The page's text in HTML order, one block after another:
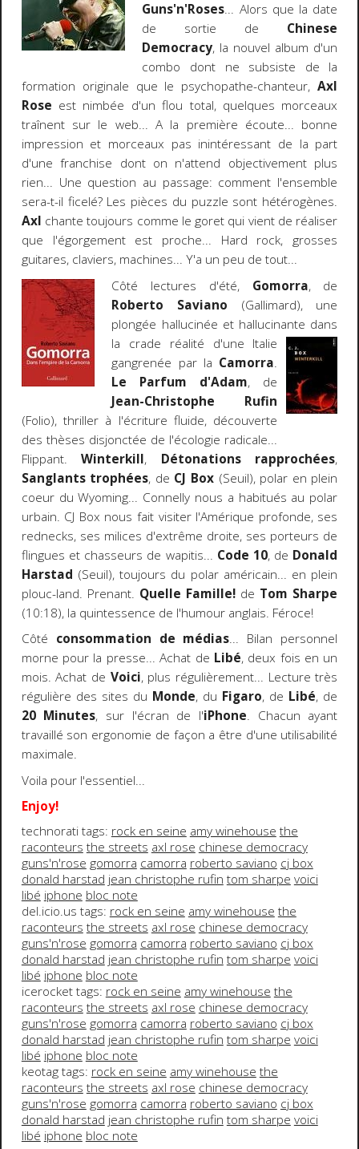
Guns'n'Roses... Alors que la date
de sortie de Chinese
Democracy, la nouvel album d'un
combo dont ne subsiste de la
formation originale que le psychopathe-chanteur,Axl
Rose est nimbée d'un flou total, quelques morceaux
traînent sur le web... A la première écoute... bonne
impression et morceaux pas inintéressant de la part
d'une franchise dont on n'attend objectivement plus
rien... Une question au passage: comment l'ensemble
sera-t-il ficelé? Les pièces du puzzle sont hétérogènes.
Axl chante toujours comme le goret qui vient de réaliser
que l'égorgement est proche... Hard rock, grosses
guitares, claviers, machines... Y'a un peu de tout...
Côté lectures d'été, Gomorra, de
Roberto Saviano (Gallimard), une
plongée hallucinée et hallucinante dans
la crade réalité d'une Italie
gangrenée par la Camorra.
Le Parfum d'Adam, de
Jean-Christophe Rufin
(Folio), thriller à l'écriture fluide, découverte
des thèses disjonctée de l'écologie radicale...
Flippant.Winterkill, Détonations rapprochées,
Sanglants trophées, de CJ Box (Seuil), polar en plein
coeur du Wyoming... Connelly nous a habitués au polar
urbain. CJ Box nous fait visiter l'Amérique profonde, ses
rednecks, ses milices d'extrême droite, ses porteurs de
flingues et chasseurs de wapitis... Code 10, de Donald
Harstad (Seuil), toujours du polar américain... en plein
plouc-land. Prenant. Quelle Famille! de Tom Sharpe
(10:18), la quintessence de l'humour anglais. Féroce!
Côté consommation de médias... Bilan personnel
morne pour la presse... Achat de Libé, deux fois en un
mois. Achat de Voici, plus régulièrement... Lecture très
régulière des sites du Monde, du Figaro, de Libé, de
20 Minutes, sur l'écran de l'iPhone. Chacun ayant
travaillé son ergonomie de façon a être d'une utilisabilité
maximale.
Voila pour l'essentiel...
Enjoy!
technorati tags: rock en seine amy winehouse the
raconteurs the streets axl rose chinese democracy
guns'n'rose gomorra camorra roberto saviano cj box
donald harstad jean christophe rufin tom sharpe voici
libé iphone bloc note
del.icio.us tags: rock en seine amy winehouse the
raconteurs the streets axl rose chinese democracy
guns'n'rose gomorra camorra roberto saviano cj box
donald harstad jean christophe rufin tom sharpe voici
libé iphone bloc note
icerocket tags: rock en seine amy winehouse the
raconteurs the streets axl rose chinese democracy
guns'n'rose gomorra camorra roberto saviano cj box
donald harstad jean christophe rufin tom sharpe voici
libé iphone bloc note
keotag tags: rock en seine amy winehouse the
raconteurs the streets axl rose chinese democracy
guns'n'rose gomorra camorra roberto saviano cj box
donald harstad jean christophe rufin tom sharpe voici
libé iphone bloc note